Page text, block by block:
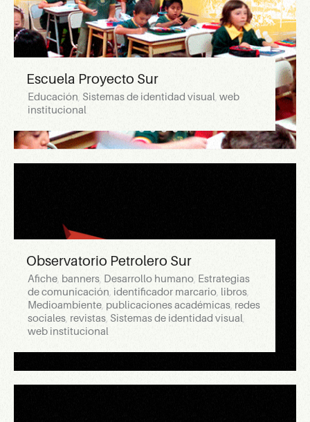
Escuela Proyecto Sur
Educación, Sistemas de identidad visual, web
institucional
Observatorio Petrolero Sur
Afiche, banners, Desarrollo humano, Estrategias
de comunicación, identificador marcario, libros,
Medioambiente, publicaciones académicas, redes
sociales, revistas, Sistemas de identidad visual,
web institucional